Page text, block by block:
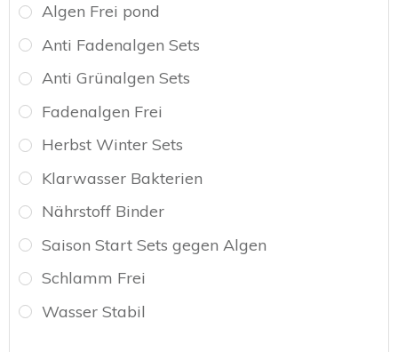
Algen Frei pond
Anti Fadenalgen Sets
Anti Grünalgen Sets
Fadenalgen Frei
Herbst Winter Sets
Klarwasser Bakterien
Nährstoff Binder
Saison Start Sets gegen Algen
Schlamm Frei
Wasser Stabil